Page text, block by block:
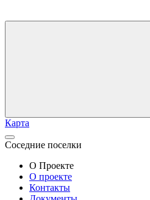
Карта
Соседние поселки
О Проекте
О проекте
Контакты